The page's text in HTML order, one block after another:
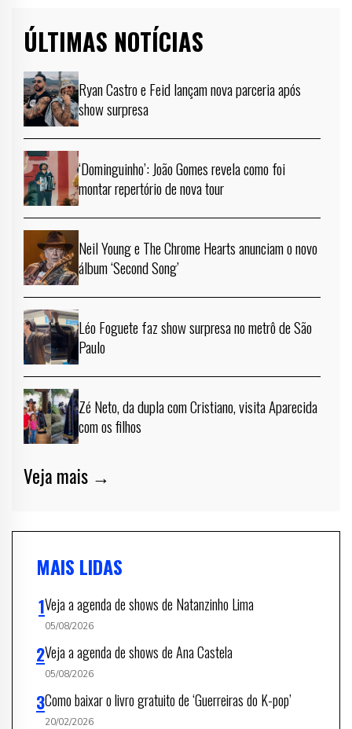
ÚLTIMAS NOTÍCIAS
Ryan Castro e Feid lançam nova parceria após
show surpresa
‘Dominguinho’: João Gomes revela como foi
montar repertório de nova tour
Neil Young e The Chrome Hearts anunciam o novo
álbum ‘Second Song’
Léo Foguete faz show surpresa no metrô de São
Paulo
Zé Neto, da dupla com Cristiano, visita Aparecida
com os filhos
Veja mais →
MAIS LIDAS
Veja a agenda de shows de Natanzinho Lima
05/08/2026
Veja a agenda de shows de Ana Castela
05/08/2026
Como baixar o livro gratuito de ‘Guerreiras do K-pop’
20/02/2026